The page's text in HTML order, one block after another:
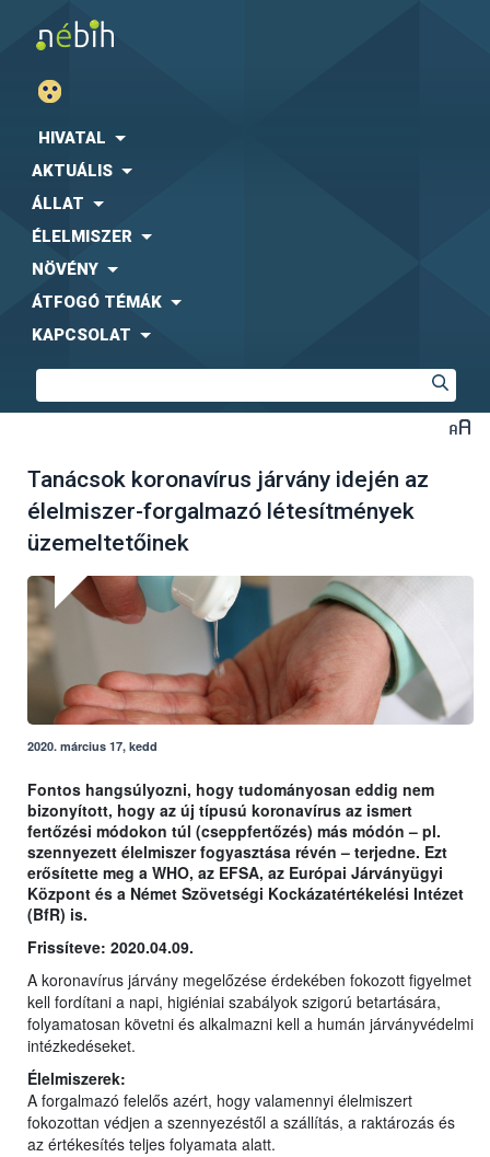
HIVATAL
AKTUÁLIS
ÁLLAT
ÉLELMISZER
NÖVÉNY
ÁTFOGÓ TÉMÁK
KAPCSOLAT
Tanácsok koronavírus járvány idején az
élelmiszer-forgalmazó létesítmények
üzemeltetőinek
2020. március 17, kedd
Fontos hangsúlyozni, hogy tudományosan eddig nem
bizonyított, hogy az új típusú koronavírus az ismert
fertőzési módokon túl (cseppfertőzés) más módón – pl.
szennyezett élelmiszer fogyasztása révén – terjedne. Ezt
erősítette meg a WHO, az EFSA, az Európai Járványügyi
Központ és a Német Szövetségi Kockázatértékelési Intézet
(BfR) is.
Frissíteve: 2020.04.09.
A koronavírus járvány megelőzése érdekében fokozott figyelmet
kell fordítani a napi, higiéniai szabályok szigorú betartására,
folyamatosan követni és alkalmazni kell a humán járványvédelmi
intézkedéseket.
Élelmiszerek:
A forgalmazó felelős azért, hogy valamennyi élelmiszert
fokozottan védjen a szennyezéstől a szállítás, a raktározás és
az értékesítés teljes folyamata alatt.